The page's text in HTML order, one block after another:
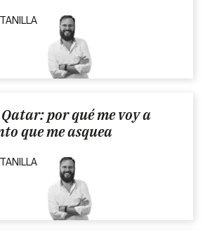
por qué me voy a
que me asquea